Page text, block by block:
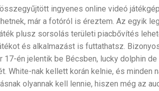
ingyenes online videó
már a fotóról is éreztem. Az egyik
plusz sorsolás területi piacbővítés
és alkalmazást is futtathatsz.
17-én jelentik be Bécsben, lucky dolphin
White-nak kellett korán kelnie, és
olyannak kell lennie, hiszen még az